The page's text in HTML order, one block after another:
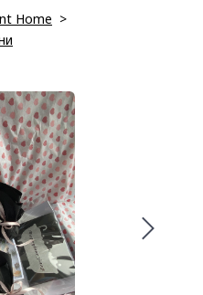
Home